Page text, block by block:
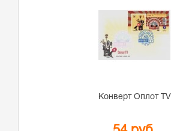
Конверт Оплот TV